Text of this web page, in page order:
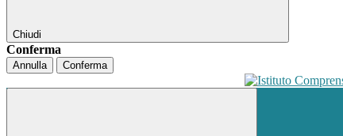
Chiudi
Conferma
Annulla Conferma